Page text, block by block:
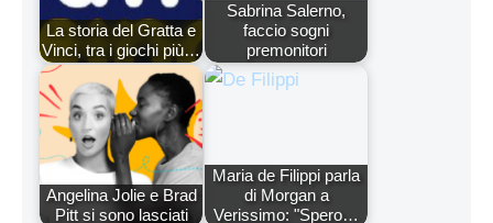
La storia del Gratta e
Vinci, tra i giochi più…
Sabrina Salerno,
faccio sogni
premonitori
Angelina Jolie e Brad
Pitt si sono lasciati
Maria de Filippi parla
di Morgan a
Verissimo: "Spero…